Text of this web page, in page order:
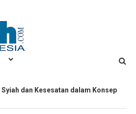
Syiah dan Kesesatan dalam Konsep